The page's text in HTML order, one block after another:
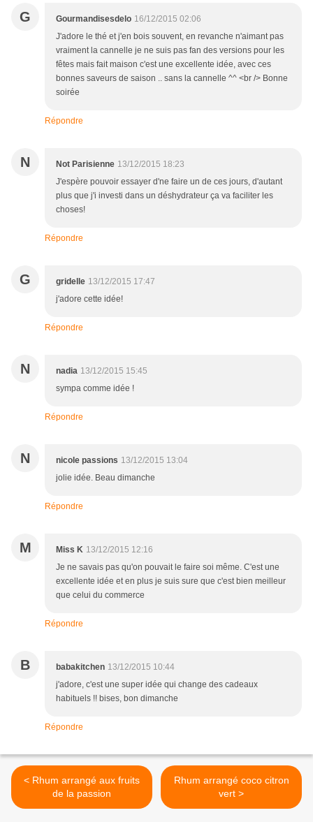
G Gourmandisesdelo 16/12/2015 02:06
J'adore le thé et j'en bois souvent, en revanche n'aimant pas
vraiment la cannelle je ne suis pas fan des versions pour les
fêtes mais fait maison c'est une excellente idée, avec ces
bonnes saveurs de saison .. sans la cannelle ^^ <br /> Bonne
soirée
Répondre
N Not Parisienne 13/12/2015 18:23
J'espère pouvoir essayer d'ne faire un de ces jours, d'autant
plus que j'i investi dans un déshydrateur ça va faciliter les
choses!
Répondre
G gridelle 13/12/2015 17:47
j'adore cette idée!
Répondre
N nadia 13/12/2015 15:45
sympa comme idée !
Répondre
N nicole passions 13/12/2015 13:04
jolie idée. Beau dimanche
Répondre
M Miss K 13/12/2015 12:16
Je ne savais pas qu'on pouvait le faire soi même. C'est une
excellente idée et en plus je suis sure que c'est bien meilleur
que celui du commerce
Répondre
B babakitchen 13/12/2015 10:44
j'adore, c'est une super idée qui change des cadeaux
habituels !! bises, bon dimanche
Répondre
< Rhum arrangé aux fruits
de la passion
Rhum arrangé coco citron
vert >